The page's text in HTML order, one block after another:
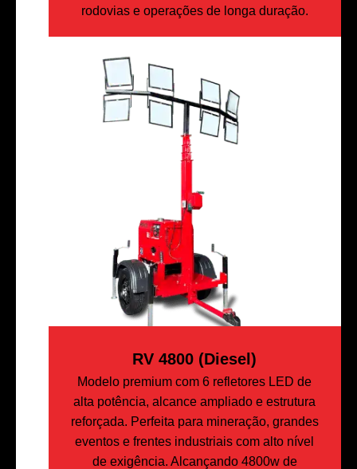
rodovias e operações de longa duração.
RV 4800 (Diesel)
Modelo premium com 6 refletores LED de
alta potência, alcance ampliado e estrutura
reforçada. Perfeita para mineração, grandes
eventos e frentes industriais com alto nível
de exigência. Alcançando 4800w de